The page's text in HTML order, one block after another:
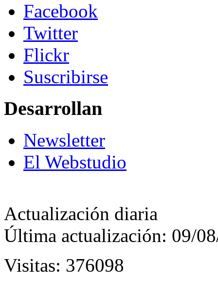
Facebook
Twitter
Flickr
Suscribirse
Desarrollan
Newsletter
El Webstudio
Actualización diaria
Última actualización: 09/
Visitas: 376098